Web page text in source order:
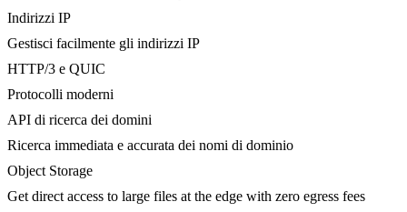
Indirizzi IP
Gestisci facilmente gli indirizzi IP
HTTP/3 e QUIC
Protocolli moderni
API di ricerca dei domini
Ricerca immediata e accurata dei nomi di dominio
Object Storage
Get direct access to large files at the edge with zero egress fees